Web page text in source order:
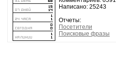
Написано: 25243
Отчеты:
Посетители
Поисковые фразы